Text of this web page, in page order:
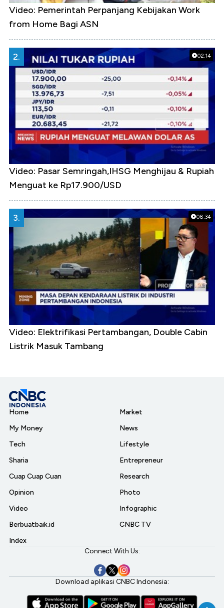
Video: Pemerintah Perpanjang Kebijakan Work
from Home Bagi ASN
02:14
2.
Video: Pasar Semringah,IHSG Menghijau & Rupiah
Menguat ke Rp17.900/USD
08:34
3.
Video: Elektrifikasi Pertambangan, Double Cabin
Listrik Masuk Tambang
Home
My Money
Tech
Sharia
Cuap Cuap Cuan
Opinion
Video
Berbuatbaik.id
Index
Market
News
Lifestyle
Entrepreneur
Research
Photo
Infographic
CNBC TV
Connect With Us:
Download aplikasi CNBC Indonesia: